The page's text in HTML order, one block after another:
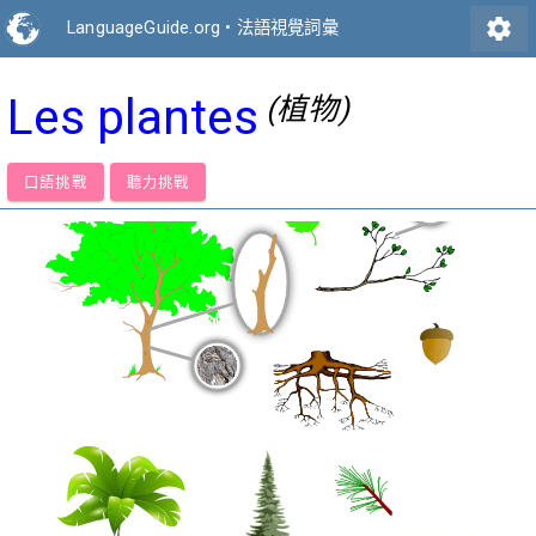
LanguageGuide.org • 法語視覺詞彙 settings
Les plantes (植物)
口語挑戰 聽力挑戰